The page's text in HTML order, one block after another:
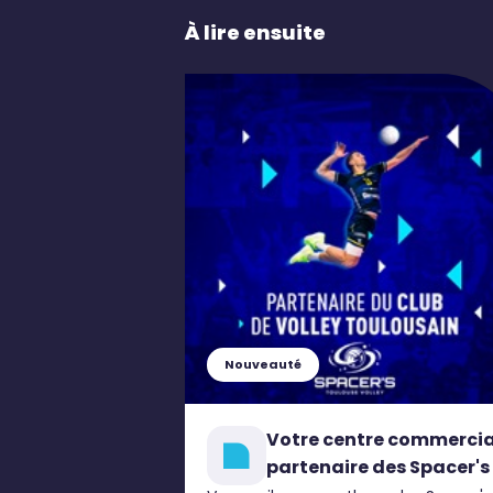
À lire ensuite
Nouveauté
Votre centre
partenaire des Spacer's